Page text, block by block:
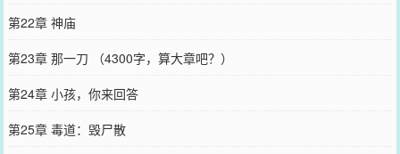
第22章 神庙
第23章 那一刀 （4300字，算大章吧？）
第24章 小孩，你来回答
第25章 毒道：毁尸散